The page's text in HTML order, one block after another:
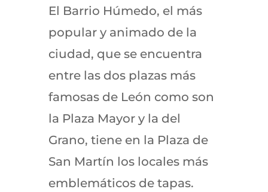
El Barrio Húmedo, el más
popular y animado de la
ciudad, que se encuentra
entre las dos plazas más
famosas de León como son
la Plaza Mayor y la del
Grano, tiene en la Plaza de
San Martín los locales más
emblemáticos de tapas.